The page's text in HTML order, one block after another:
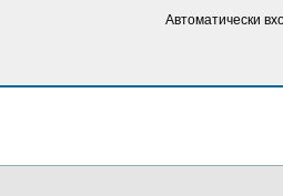
Автоматически